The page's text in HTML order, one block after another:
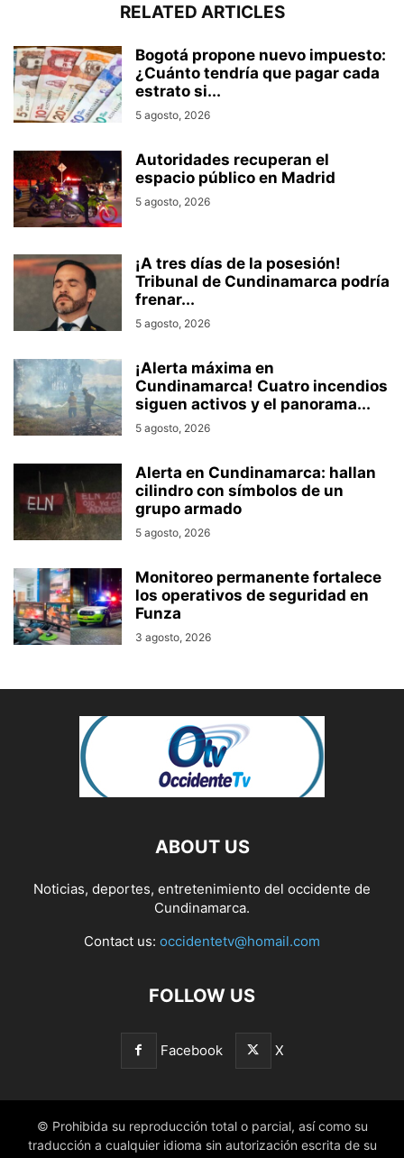
RELATED ARTICLES
Bogotá propone nuevo impuesto:
¿Cuánto tendría que pagar cada
estrato si...
5 agosto, 2026
Autoridades recuperan el
espacio público en Madrid
5 agosto, 2026
¡A tres días de la posesión!
Tribunal de Cundinamarca podría
frenar...
5 agosto, 2026
¡Alerta máxima en
Cundinamarca! Cuatro incendios
siguen activos y el panorama...
5 agosto, 2026
Alerta en Cundinamarca: hallan
cilindro con símbolos de un
grupo armado
5 agosto, 2026
Monitoreo permanente fortalece
los operativos de seguridad en
Funza
3 agosto, 2026
ABOUT US
Noticias, deportes, entretenimiento del occidente de
Cundinamarca.
Contact us: occidentetv@homail.com
FOLLOW US
Facebook X
© Prohibida su reproducción total o parcial, así como su
traducción a cualquier idioma sin autorización escrita de su